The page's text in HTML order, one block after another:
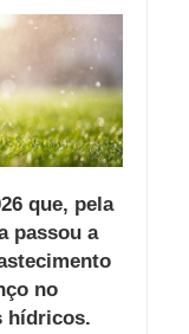
que, pela
passou a
no
hídricos.